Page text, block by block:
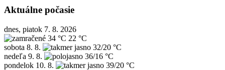
Aktuálne počasie
dnes, piatok 7. 8. 2026
34 °C 22 °C
sobota 8. 8.
32/20 °C
nedeľa 9. 8.
36/16 °C
pondelok 10. 8. 39/20 °C